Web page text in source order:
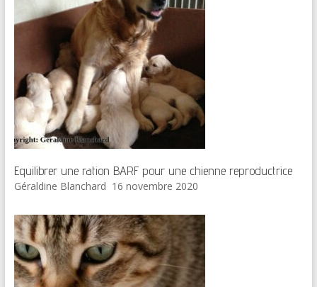
Equilibrer une ration BARF pour une chienne reproductrice
Géraldine Blanchard 16 novembre 2020